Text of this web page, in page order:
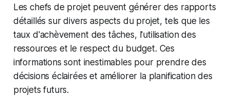
Les chefs de projet peuvent générer des rapports
détaillés sur divers aspects du projet, tels que les
taux d'achèvement des tâches, l'utilisation des
ressources et le respect du budget. Ces
informations sont inestimables pour prendre des
décisions éclairées et améliorer la planification des
projets futurs.